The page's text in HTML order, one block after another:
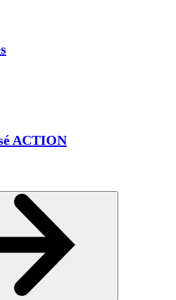
ACTION